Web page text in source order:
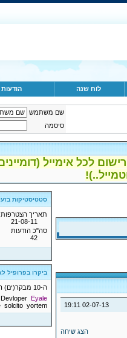
לוח שנה
שם משתמש
סיסמה
לכל אימייל
02-07-13
19:11
הצג שיחה
סטטיסטיקות
תאריך הצטרפות
21-08-11
סה"כ הודעות
42
ביקרו בפרופיל
ה-10 מבקר(ים) האחרונ(ים) לדף זה היו:
Devloper Eyale
solcito yortem